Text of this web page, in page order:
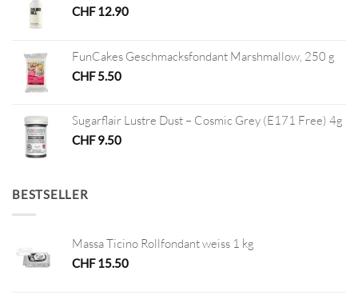
CHF12.90
FunCakes Geschmacksfondant Marshmallow, 250 g
CHF5.50
Sugarflair Lustre Dust – Cosmic Grey (E171 Free) 4g
CHF9.50
BESTSELLER
Massa Ticino Rollfondant weiss 1 kg
CHF15.50